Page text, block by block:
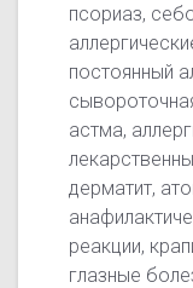
псориаз,
постоянный
астма,
дерматит,
реакции,
глазные